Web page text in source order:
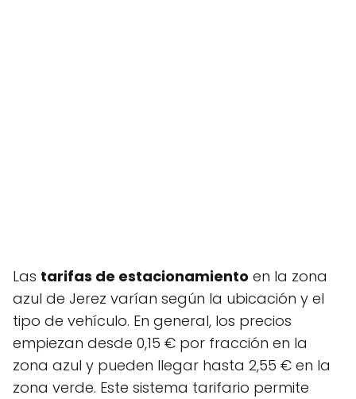
Las tarifas de estacionamiento en la zona
azul de Jerez varían según la ubicación y el
tipo de vehículo. En general, los precios
empiezan desde 0,15 € por fracción en la
zona azul y pueden llegar hasta 2,55 € en la
zona verde. Este sistema tarifario permite